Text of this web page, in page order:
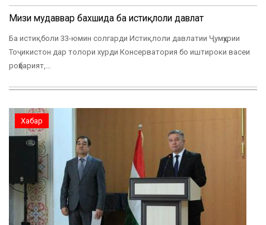
Мизи мудаввар бахшида ба истиқлоли давлатӣ
Ба истиқболи 33-юмин солгарди Истиқлоли давлатии Ҷумҳурии
Тоҷикистон дар толори хурди Консерватория бо иштироки васеи
роҳбарият,…
Хабар